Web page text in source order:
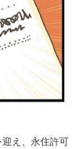
え、永住許可